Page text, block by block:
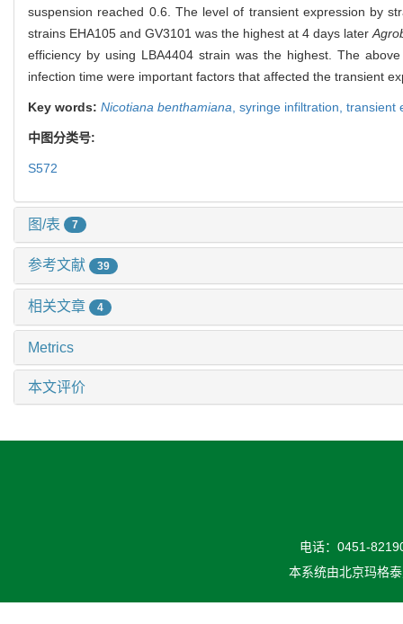
suspension reached 0.6. The level of transient expression by
strains EHA105 and GV3101 was the highest at 4 days later
efficiency by using LBA4404 strain was the highest. The
infection time were important factors that affected the transient
Key words: Nicotiana benthamiana syringe infiltration, transient
中图分类号:
S572
图/表 7
参考文献 39
相关文章 4
Metrics
本文评价
电话：0451-
本系统由北京玛格